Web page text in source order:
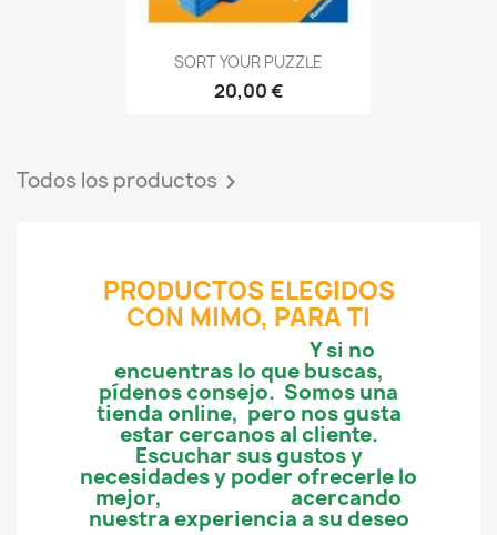
SORT YOUR PUZZLE
20,00 €
Todos los productos 
PRODUCTOS ELEGIDOS
CON MIMO, PARA TI
Y si no
encuentras lo que buscas,
pídenos consejo. Somos una
tienda online, pero nos gusta
estar cercanos al cliente.
Escuchar sus gustos y
necesidades y poder ofrecerle lo
mejor, acercando
nuestra experiencia a su deseo